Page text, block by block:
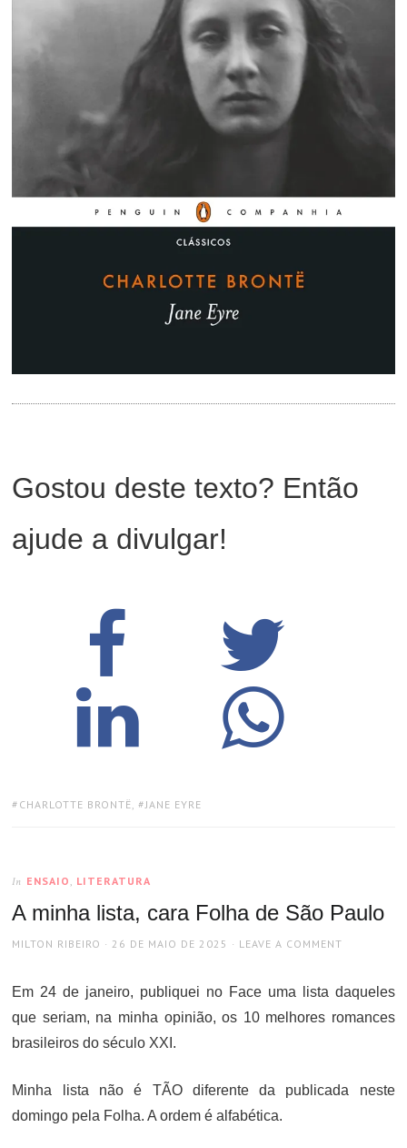
Gostou deste texto? Então
ajude a divulgar!
TAGS:
CHARLOTTE BRONTË , JANE EYRE
In ENSAIO LITERATURA
A minha lista, cara Folha de São Paulo
AUTHOR
MILTON RIBEIRO
POSTED
26 DE MAIO DE 2025 LEAVE A COMMENT
Em 24 de janeiro, publiquei no Face uma lista daqueles
que seriam, na minha opinião, os 10 melhores romances
brasileiros do século XXI.
Minha lista não é TÃO diferente da publicada neste
domingo pela Folha. A ordem é alfabética.